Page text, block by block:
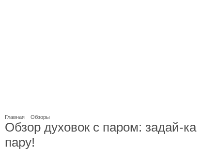
Главная Обзоры
Обзор духовок с паром: задай-ка
пару!